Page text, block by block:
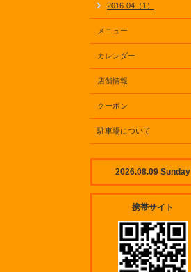
2016-04（1）
メニュー
カレンダー
店舗情報
クーポン
駐車場について
2026.08.09 Sunday
携帯サイト